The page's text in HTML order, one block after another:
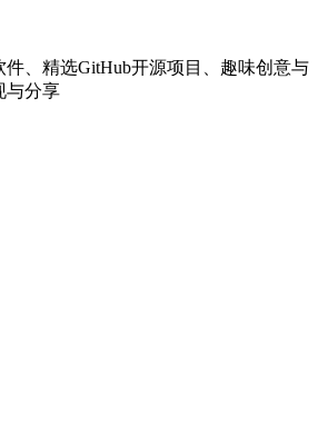
、精选GitHub开源项目、趣味创意与
与分享